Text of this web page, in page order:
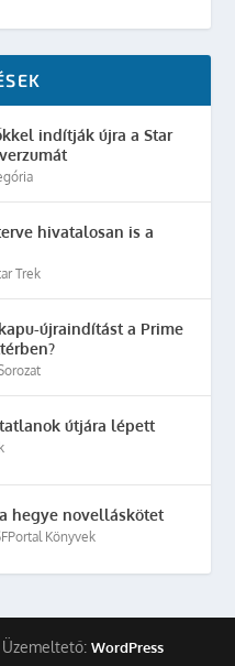
indítják újra a Star
hivatalosan is a
Trek
újraindítást a Prime
útjára lépett
hegye novelláskötet
Könyvek
Üzemeltető: WordPress